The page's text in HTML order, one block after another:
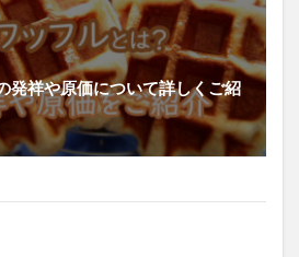
発祥や原価について詳しくご紹